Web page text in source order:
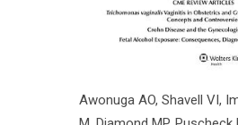
Awonuga AO, Shavell VI,